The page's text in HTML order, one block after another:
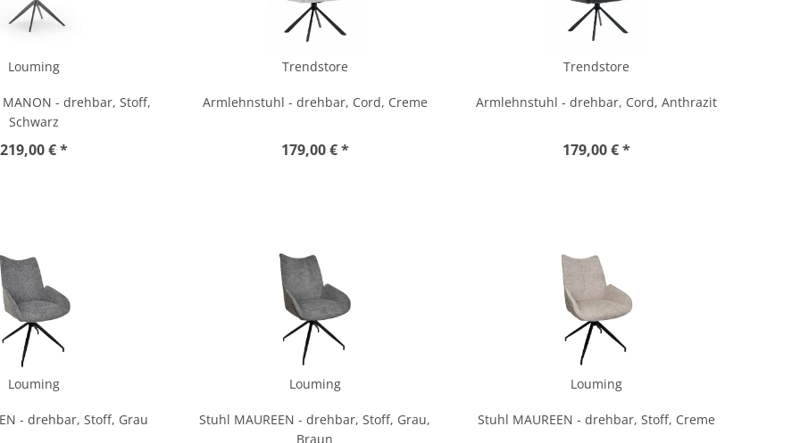
Louming
- drehbar, Stoff,
Schwarz
219,00 € *
Trendstore
Armlehnstuhl - drehbar, Cord, Creme
179,00 € *
Trendstore
Armlehnstuhl - drehbar, Cord, Anthrazit
179,00 € *
Louming
- drehbar, Stoff, Grau
Louming
Stuhl MAUREEN - drehbar, Stoff, Grau,
Braun
Louming
Stuhl MAUREEN - drehbar, Stoff, Creme